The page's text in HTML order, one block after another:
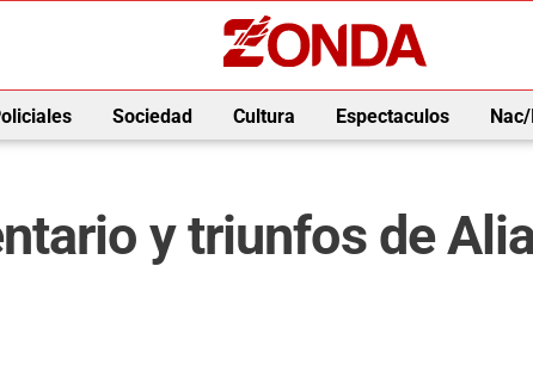
Sociedad Cultura Espectaculos
y triunfos de